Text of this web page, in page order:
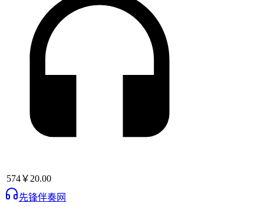
574￥20.00
先锋伴奏网